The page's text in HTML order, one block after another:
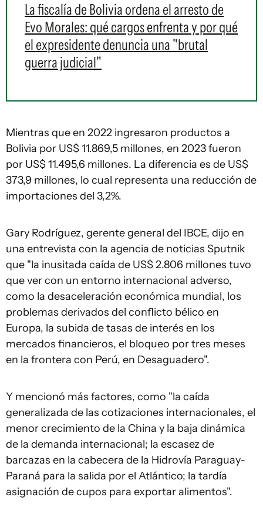
La fiscalía de Bolivia ordena el arresto de
Evo Morales: qué cargos enfrenta y por qué
el expresidente denuncia una "brutal
guerra judicial"
Mientras que en 2022 ingresaron productos a
Bolivia por US$ 11.869,5 millones, en 2023 fueron
por US$ 11.495,6 millones. La diferencia es de US$
373,9 millones, lo cual representa una reducción de
importaciones del 3,2%.
Gary Rodríguez, gerente general del IBCE, dijo en
una entrevista con la agencia de noticias Sputnik
que "la inusitada caída de US$ 2.806 millones tuvo
que ver con un entorno internacional adverso,
como la desaceleración económica mundial, los
problemas derivados del conflicto bélico en
Europa, la subida de tasas de interés en los
mercados financieros, el bloqueo por tres meses
en la frontera con Perú, en Desaguadero".
Y mencionó más factores, como "la caída
generalizada de las cotizaciones internacionales, el
menor crecimiento de la China y la baja dinámica
de la demanda internacional; la escasez de
barcazas en la cabecera de la Hidrovía Paraguay-
Paraná para la salida por el Atlántico; la tardía
asignación de cupos para exportar alimentos".